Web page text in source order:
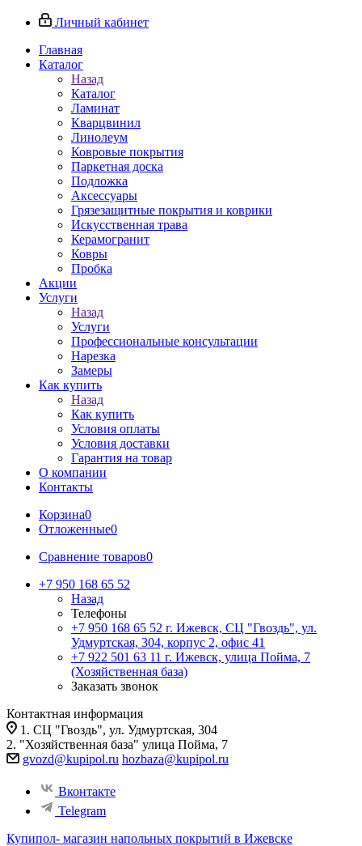
Личный кабинет
Главная
Каталог
Назад
Каталог
Ламинат
Кварцвинил
Линолеум
Ковровые покрытия
Паркетная доска
Подложка
Аксессуары
Грязезащитные покрытия и коврики
Искусственная трава
Керамогранит
Ковры
Пробка
Акции
Услуги
Назад
Услуги
Профессиональные консультации
Нарезка
Замеры
Как купить
Назад
Как купить
Условия оплаты
Условия доставки
Гарантия на товар
О компании
Контакты
Корзина0
Отложенные0
Сравнение товаров0
+7 950 168 65 52
Назад
Телефоны
+7 950 168 65 52 г. Ижевск, СЦ "Гвоздь", ул.
Удмуртская, 304, корпус 2, офис 41
+7 922 501 63 11 г. Ижевск, улица Пойма, 7
(Хозяйственная база)
Заказать звонок
Контактная информация
1. СЦ "Гвоздь", ул. Удмуртская, 304
2. "Хозяйственная база" улица Пойма, 7
gvozd@kupipol.ru hozbaza@kupipol.ru
Вконтакте
Telegram
Купипол- магазин напольных покрытий в Ижевске